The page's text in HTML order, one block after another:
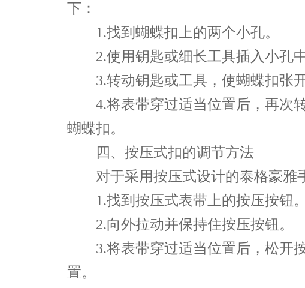
下：
1.找到蝴蝶扣上的两个小孔。
2.使用钥匙或细长工具插入小孔中
3.转动钥匙或工具，使蝴蝶扣张开
4.将表带穿过适当位置后，再次
蝴蝶扣。
四、按压式扣的调节方法
对于采用按压式设计的泰格豪雅
1.找到按压式表带上的按压按钮。
2.向外拉动并保持住按压按钮。
3.将表带穿过适当位置后，松开
置。